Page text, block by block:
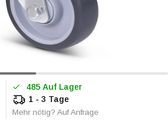
485 Auf Lager
1 - 3 Tage
Mehr nötig? Auf Anfrage